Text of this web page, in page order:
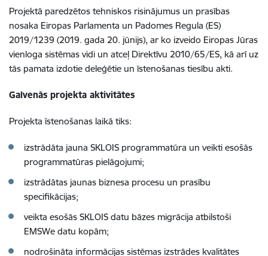
Projektā paredzētos tehniskos risinājumus un prasības
nosaka Eiropas Parlamenta un Padomes Regula (ES)
2019/1239 (2019. gada 20. jūnijs), ar ko izveido Eiropas Jūras
vienloga sistēmas vidi un atceļ Direktīvu 2010/65/ES, kā arī uz
tās pamata izdotie deleģētie un īstenošanas tiesību akti.
Galvenās projekta aktivitātes
Projekta īstenošanas laikā tiks:
izstrādāta jauna SKLOIS programmatūra un veikti esošās
programmatūras pielāgojumi;
izstrādātas jaunas biznesa procesu un prasību
specifikācijas;
veikta esošās SKLOIS datu bāzes migrācija atbilstoši
EMSWe datu kopām;
nodrošināta informācijas sistēmas izstrādes kvalitātes